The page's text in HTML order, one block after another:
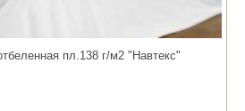
пл.138 г/м2 "Навтекс"